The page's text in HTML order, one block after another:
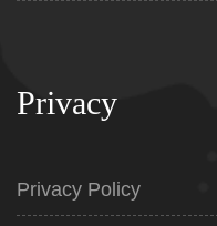
Privacy
Privacy Policy